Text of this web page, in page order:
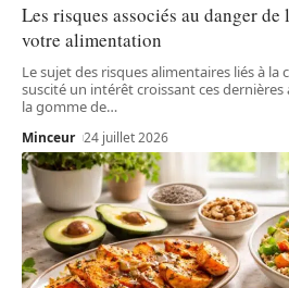
Les risques associés au danger de
votre alimentation
Le sujet des risques alimentaires liés à la
suscité un intérêt croissant ces dernières
la gomme de…
Minceur 24 juillet 2026